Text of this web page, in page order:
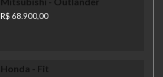
R$ 68.900,00
Honda - Fit